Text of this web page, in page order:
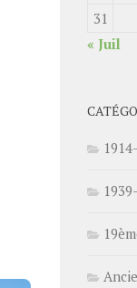
31
« Juil